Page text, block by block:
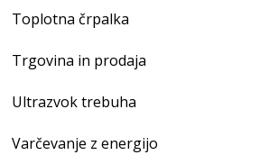
Toplotna črpalka
Trgovina in prodaja
Ultrazvok trebuha
Varčevanje z energijo